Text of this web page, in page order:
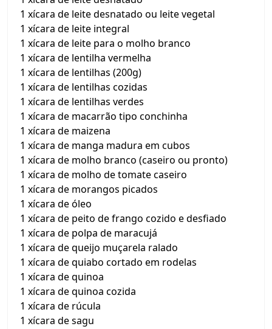
1 xícara de leite desnatado ou leite vegetal
1 xícara de leite integral
1 xícara de leite para o molho branco
1 xícara de lentilha vermelha
1 xícara de lentilhas (200g)
1 xícara de lentilhas cozidas
1 xícara de lentilhas verdes
1 xícara de macarrão tipo conchinha
1 xícara de maizena
1 xícara de manga madura em cubos
1 xícara de molho branco (caseiro ou pronto)
1 xícara de molho de tomate caseiro
1 xícara de morangos picados
1 xícara de óleo
1 xícara de peito de frango cozido e desfiado
1 xícara de polpa de maracujá
1 xícara de queijo muçarela ralado
1 xícara de quiabo cortado em rodelas
1 xícara de quinoa
1 xícara de quinoa cozida
1 xícara de rúcula
1 xícara de sagu